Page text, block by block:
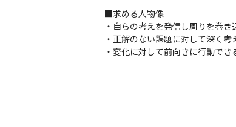
■求める人物像
・自らの考えを発信し周りを巻き
・正解のない課題に対して深く考
・変化に対して前向きに行動でき